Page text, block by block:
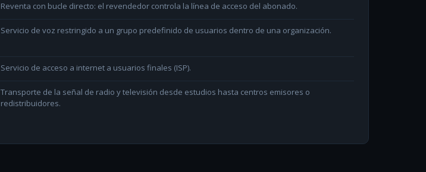
Reventa con bucle directo: el revendedor controla la línea de acceso del abonado.
Servicio de voz restringido a un grupo predefinido de usuarios dentro de una organización.
Servicio de acceso a internet a usuarios finales (ISP).
Transporte de la señal de radio y televisión desde estudios hasta centros emisores o
redistribuidores.